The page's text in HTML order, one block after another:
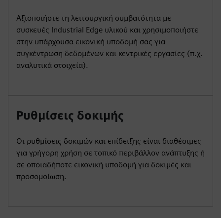
Αξιοποιήστε τη λειτουργική συμβατότητα με
συσκευές Industrial Edge υλικού και χρησιμοποιήστε
στην υπάρχουσα εικονική υποδομή σας για
συγκέντρωση δεδομένων και κεντρικές εργασίες (π.χ.
αναλυτικά στοιχεία).
Ρυθμίσεις δοκιμής
Οι ρυθμίσεις δοκιμών και επίδειξης είναι διαθέσιμες
για γρήγορη χρήση σε τοπικό περιβάλλον ανάπτυξης ή
σε οποιαδήποτε εικονική υποδομή για δοκιμές και
προσομοίωση.